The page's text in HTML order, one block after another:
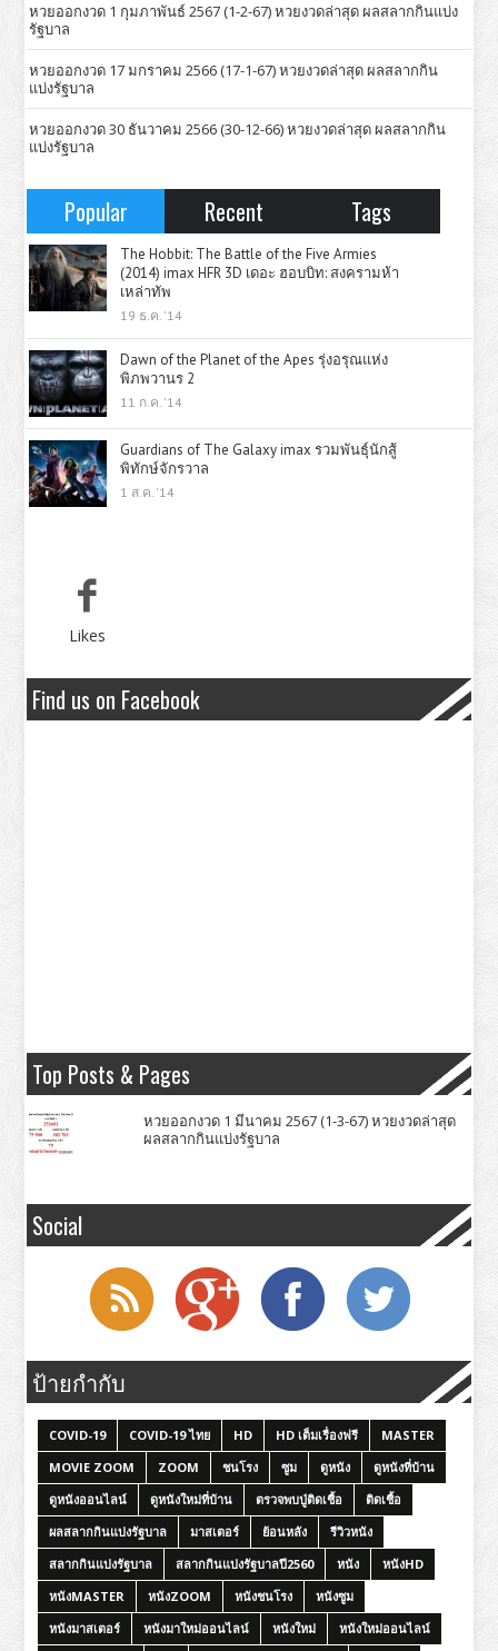
หวยออกงวด 1 กุมภาพันธ์ 2567 (1-2-67) หวยงวดล่าสุด ผลสลากกินแบ่ง
รัฐบาล
หวยออกงวด 17 มกราคม 2566 (17-1-67) หวยงวดล่าสุด ผลสลากกิน
แบ่งรัฐบาล
หวยออกงวด 30 ธันวาคม 2566 (30-12-66) หวยงวดล่าสุด ผลสลากกิน
แบ่งรัฐบาล
Popular Recent Tags
The Hobbit: The Battle of the Five Armies
(2014) imax HFR 3D เดอะ ฮอบบิท: สงครามห้า
เหล่าทัพ
19 ธ.ค. '14
Dawn of the Planet of the Apes รุ่งอรุณแห่ง
พิภพวานร 2
11 ก.ค. '14
Guardians of The Galaxy imax รวมพันธุ์นักสู้
พิทักษ์จักรวาล
1 ส.ค. '14
Likes
Find us on Facebook
Top Posts & Pages
หวยออกงวด 1 มีนาคม 2567 (1-3-67) หวยงวดล่าสุด
ผลสลากกินแบ่งรัฐบาล
Social
ป้ายกำกับ
COVID-19 COVID-19 ไทย HD HD เต็มเรื่องฟรี
MASTER
MOVIE ZOOM
ZOOM ชนโรง ซูม ดูหนัง
ดูหนังที่บ้าน
ดูหนังออนไลน์
ดูหนังใหม่ที่บ้าน ตรวจพบปู่ติดเชื้อ
ติดเชื้อ
ผลสลากกินแบ่งรัฐบาล
มาสเตอร์ ย้อนหลัง
รีวิวหนัง
สลากกินแบ่งรัฐบาล
สลากกินแบ่งรัฐบาลปี2560 หนัง
หนังHD
หนังMASTER
หนังZOOM หนังชนโรง
หนังซูม
หนังมาสเตอร์
หนังมาใหม่ออนไลน์ หนังใหม่
หนังใหม่ออนไลน์